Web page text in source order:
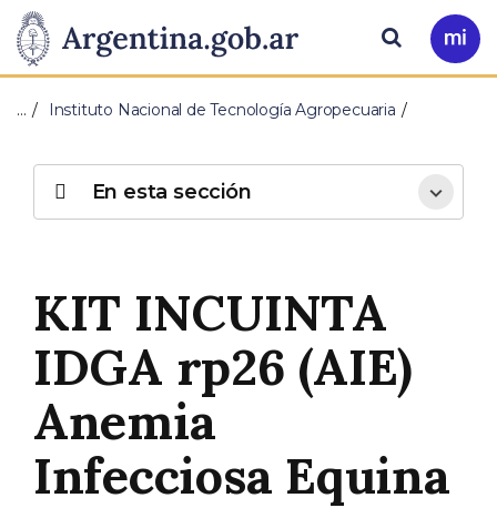
Presidencia
de
Nación
Pasar al contenido principal
Ir
a
Buscar
… Instituto Nacional de Tecnología Agropecuaria
KIT INCUINTA
IDGA rp26 (AIE)
Anemia
Infecciosa Equina
En esta sección